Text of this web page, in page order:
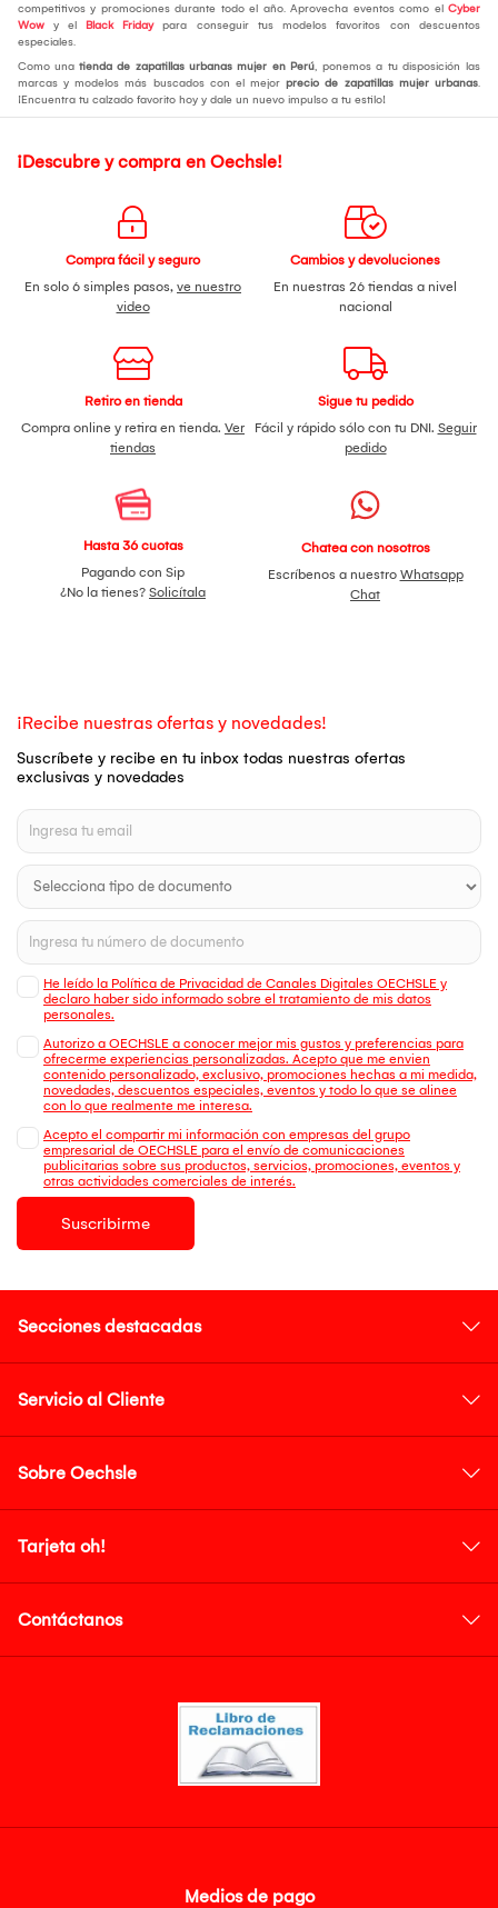
competitivos y promociones durante todo el año. Aprovecha eventos como el Cyber
Wow y el Black Fridaypara conseguir tus modelos favoritos con descuentos
especiales.
Como una tienda de zapatillas urbanas mujer en Perú, ponemos a tu disposición las
marcas y modelos más buscados con el mejor precio de zapatillas mujer urbanas.
¡Encuentra tu calzado favorito hoy y dale un nuevo impulso a tu estilo!
¡Descubre y compra en Oechsle!
Compra fácil y seguro
En solo 6 simples pasos, ve nuestro
video
Cambios y devoluciones
En nuestras 26 tiendas a nivel
nacional
Retiro en tienda
Compra online y retira en tienda. Ver
tiendas
Sigue tu pedido
Fácil y rápido sólo con tu DNI. Seguir
pedido
Hasta 36 cuotas
Pagando con Sip
¿No la tienes? Solicítala
Chatea con nosotros
Escríbenos a nuestro Whatsapp
Chat
¡Recibe nuestras ofertas y novedades!
Suscríbete y recibe en tu inbox todas nuestras ofertas
exclusivas y novedades
He leído la Política de Privacidad de Canales Digitales OECHSLE y
declaro haber sido informado sobre el tratamiento de mis datos
personales.
Autorizo a OECHSLE a conocer mejor mis gustos y preferencias para
ofrecerme experiencias personalizadas. Acepto que me envien
contenido personalizado, exclusivo, promociones hechas a mi medida,
novedades, descuentos especiales, eventos y todo lo que se alinee
con lo que realmente me interesa.
Acepto el compartir mi información con empresas del grupo
empresarial de OECHSLE para el envío de comunicaciones
publicitarias sobre sus productos, servicios, promociones, eventos y
otras actividades comerciales de interés.
Suscribirme
Secciones destacadas
Servicio al Cliente
Sobre Oechsle
Tarjeta oh!
Contáctanos
Medios de pago